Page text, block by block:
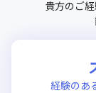
貴方のご
経験のあ